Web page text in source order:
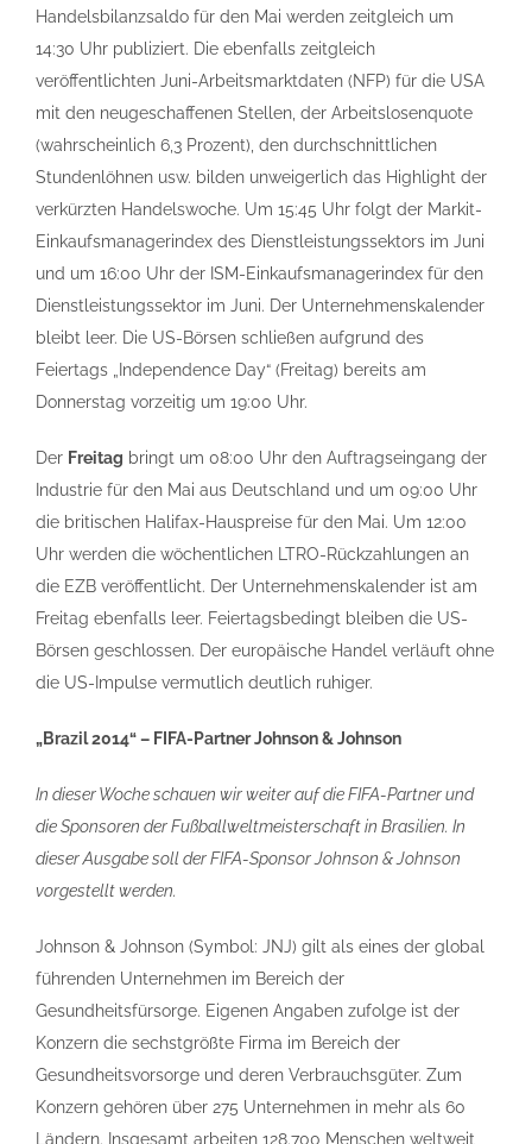
Handelsbilanzsaldo für den Mai werden zeitgleich um
14:30 Uhr publiziert. Die ebenfalls zeitgleich
veröffentlichten Juni-Arbeitsmarktdaten (NFP) für die USA
mit den neugeschaffenen Stellen, der Arbeitslosenquote
(wahrscheinlich 6,3 Prozent), den durchschnittlichen
Stundenlöhnen usw. bilden unweigerlich das Highlight der
verkürzten Handelswoche. Um 15:45 Uhr folgt der Markit-
Einkaufsmanagerindex des Dienstleistungssektors im Juni
und um 16:00 Uhr der ISM-Einkaufsmanagerindex für den
Dienstleistungssektor im Juni. Der Unternehmenskalender
bleibt leer. Die US-Börsen schließen aufgrund des
Feiertags „Independence Day“ (Freitag) bereits am
Donnerstag vorzeitig um 19:00 Uhr.
Der Freitag bringt um 08:00 Uhr den Auftragseingang der
Industrie für den Mai aus Deutschland und um 09:00 Uhr
die britischen Halifax-Hauspreise für den Mai. Um 12:00
Uhr werden die wöchentlichen LTRO-Rückzahlungen an
die EZB veröffentlicht. Der Unternehmenskalender ist am
Freitag ebenfalls leer. Feiertagsbedingt bleiben die US-
Börsen geschlossen. Der europäische Handel verläuft ohne
die US-Impulse vermutlich deutlich ruhiger.
„Brazil 2014“ – FIFA-Partner Johnson & Johnson
In dieser Woche schauen wir weiter auf die FIFA-Partner und
die Sponsoren der Fußballweltmeisterschaft in Brasilien. In
dieser Ausgabe soll der FIFA-Sponsor Johnson & Johnson
vorgestellt werden.
Johnson & Johnson (Symbol: JNJ) gilt als eines der global
führenden Unternehmen im Bereich der
Gesundheitsfürsorge. Eigenen Angaben zufolge ist der
Konzern die sechstgrößte Firma im Bereich der
Gesundheitsvorsorge und deren Verbrauchsgüter. Zum
Konzern gehören über 275 Unternehmen in mehr als 60
Ländern. Insgesamt arbeiten 128.700 Menschen weltweit